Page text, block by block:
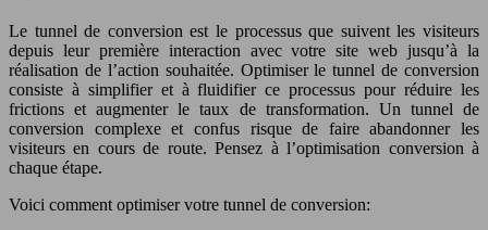
Le tunnel de conversion est le processus que suivent les visiteurs
depuis leur première interaction avec votre site web jusqu’à la
réalisation de l’action souhaitée. Optimiser le tunnel de conversion
consiste à simplifier et à fluidifier ce processus pour réduire les
frictions et augmenter le taux de transformation. Un tunnel de
conversion complexe et confus risque de faire abandonner les
visiteurs en cours de route. Pensez à l’optimisation conversion à
chaque étape.
Voici comment optimiser votre tunnel de conversion: